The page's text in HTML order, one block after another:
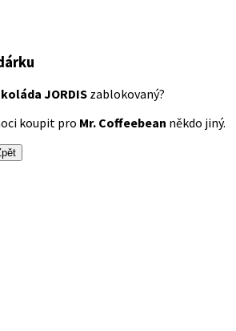
JORDISzablokovaný?
koupit pro Mr. Coffeebean někdo jiný.